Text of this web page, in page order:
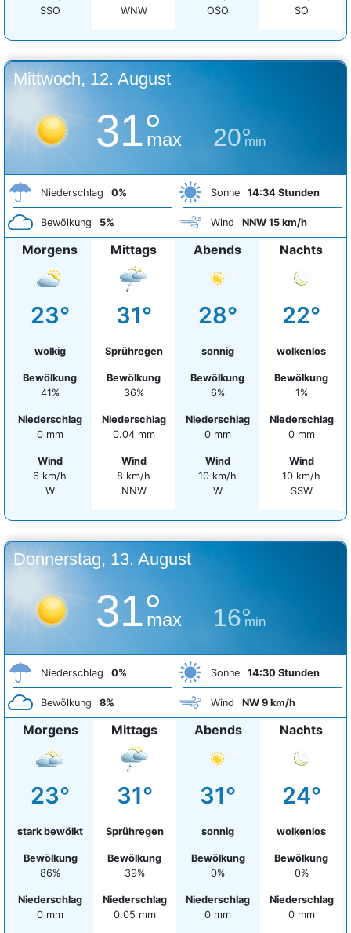
SSO
WNW
OSO
SO
Mittwoch, 12. August
31°
max 20°
min
Niederschlag 0%
Bewölkung 5%
Sonne 14:34 Stunden
Wind NNW 15 km/h
Morgens
23°
wolkig
Bewölkung
41%
Niederschlag
0 mm
Wind
6 km/h
W
Mittags
31°
Sprühregen
Bewölkung
36%
Niederschlag
0.04 mm
Wind
8 km/h
NNW
Abends
28°
sonnig
Bewölkung
6%
Niederschlag
0 mm
Wind
10 km/h
W
Nachts
22°
wolkenlos
Bewölkung
1%
Niederschlag
0 mm
Wind
10 km/h
SSW
Donnerstag, 13. August
31°
max 16°
min
Niederschlag 0%
Bewölkung 8%
Sonne 14:30 Stunden
Wind NW 9 km/h
Morgens
23°
stark bewölkt
Bewölkung
86%
Niederschlag
0 mm
Mittags
31°
Sprühregen
Bewölkung
39%
Niederschlag
0.05 mm
Abends
31°
sonnig
Bewölkung
0%
Niederschlag
0 mm
Nachts
24°
wolkenlos
Bewölkung
0%
Niederschlag
0 mm